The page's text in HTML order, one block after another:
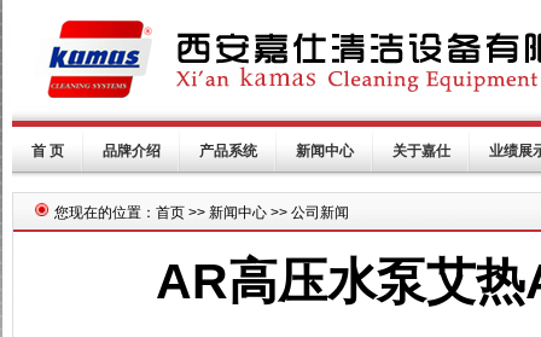
首 页 品牌介绍 产品系统 新闻中心 关于嘉仕 业绩展
您现在的位置：首页 >> 新闻中心 >> 公司新闻
AR高压水泵艾